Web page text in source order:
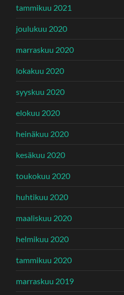
tammikuu 2021
joulukuu 2020
marraskuu 2020
lokakuu 2020
syyskuu 2020
elokuu 2020
heinäkuu 2020
kesäkuu 2020
toukokuu 2020
huhtikuu 2020
maaliskuu 2020
helmikuu 2020
tammikuu 2020
marraskuu 2019